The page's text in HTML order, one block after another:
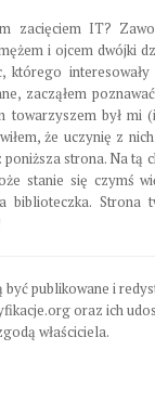
zacięciem IT?
i ojcem dwójki
interesowały
zacząłem
towarzyszem był mi
że uczynię z
strona. Na tą
stanie się czymś
biblioteczka. Strona
publikowane i
oraz ich
właściciela.